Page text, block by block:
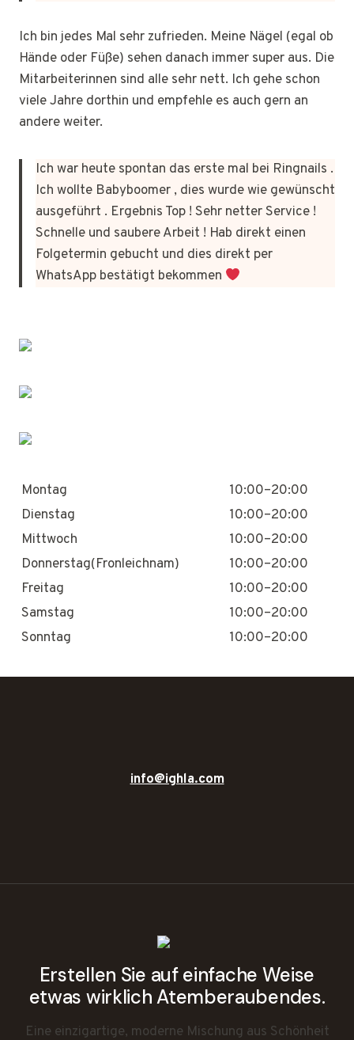
Ich bin jedes Mal sehr zufrieden. Meine Nägel (egal ob
Hände oder Füße) sehen danach immer super aus. Die
Mitarbeiterinnen sind alle sehr nett. Ich gehe schon
viele Jahre dorthin und empfehle es auch gern an
andere weiter.
Ich war heute spontan das erste mal bei Ringnails .
Ich wollte Babyboomer , dies wurde wie gewünscht
ausgeführt . Ergebnis Top ! Sehr netter Service !
Schnelle und saubere Arbeit ! Hab direkt einen
Folgetermin gebucht und dies direkt per
WhatsApp bestätigt bekommen
Montag
10:00–20:00
Dienstag
10:00–20:00
Mittwoch
10:00–20:00
Donnerstag(Fronleichnam)
10:00–20:00
Freitag
10:00–20:00
Samstag
10:00–20:00
Sonntag
10:00–20:00
info@ighla.com
Erstellen Sie auf einfache Weise
etwas wirklich Atemberaubendes.
Eine einzigartige, moderne Mischung aus Schönheit